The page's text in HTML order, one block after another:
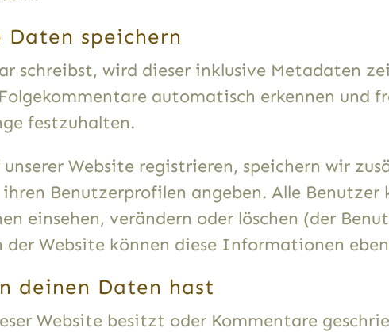
speichern
schreibst, wird dieser inklusive Metadaten
automatisch erkennen und
festzuhalten.
Website registrieren, speichern wir
Benutzerprofilen angeben. Alle Benutzer
einsehen, verändern oder löschen (der
Website können diese Informationen
deinen Daten hast
Website besitzt oder Kommentare